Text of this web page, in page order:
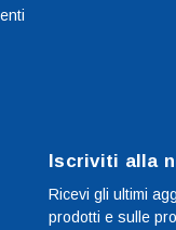
Iscriviti alla
Ricevi gli ultimi
prodotti e sulle